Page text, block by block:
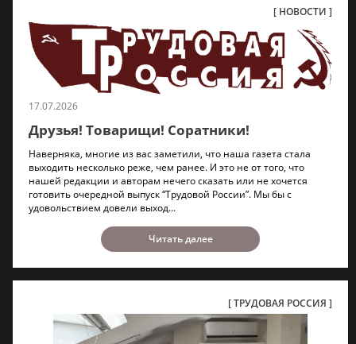
НОВОСТИ
17.07.2026
Друзья! Товарищи! Соратники!
Наверняка, многие из вас заметили, что наша газета стала
выходить несколько реже, чем ранее. И это не от того, что
нашей редакции и авторам нечего сказать или не хочется
готовить очередной выпуск “Трудовой России”. Мы бы с
удовольствием довели выход...
Читать далее
ТРУДОВАЯ РОССИЯ